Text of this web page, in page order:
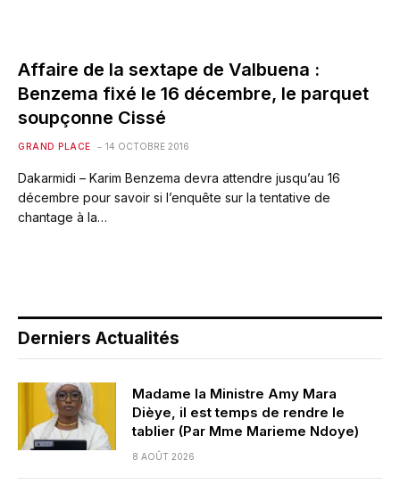
Affaire de la sextape de Valbuena :
Benzema fixé le 16 décembre, le parquet
soupçonne Cissé
GRAND PLACE 14 OCTOBRE 2016
Dakarmidi – Karim Benzema devra attendre jusqu’au 16
décembre pour savoir si l’enquête sur la tentative de
chantage à la…
Derniers Actualités
Madame la Ministre Amy Mara
Dièye, il est temps de rendre le
tablier (Par Mme Marieme Ndoye)
8 AOÛT 2026